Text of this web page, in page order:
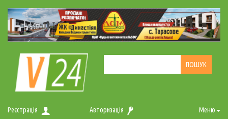
Реєстрація Авторизація Меню